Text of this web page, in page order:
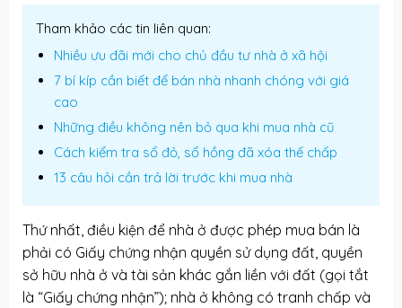
Tham khảo các tin liên quan:
Nhiều ưu đãi mới cho chủ đầu tư nhà ở xã hội
7 bí kíp cần biết để bán nhà nhanh chóng với giá
cao
Những điều không nên bỏ qua khi mua nhà cũ
Cách kiểm tra sổ đỏ, sổ hồng đã xóa thế chấp
13 câu hỏi cần trả lời trước khi mua nhà
Thứ nhất, điều kiện để nhà ở được phép mua bán là
phải có Giấy chứng nhận quyền sử dụng đất, quyền
sở hữu nhà ở và tài sản khác gắn liền với đất (gọi tắt
là “Giấy chứng nhận”); nhà ở không có tranh chấp và